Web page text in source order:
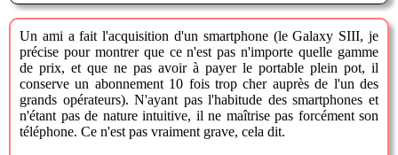
Un ami a fait l'acquisition d'un smartphone (le Galaxy SIII, je
précise pour montrer que ce n'est pas n'importe quelle gamme
de prix, et que ne pas avoir à payer le portable plein pot, il
conserve un abonnement 10 fois trop cher auprès de l'un des
grands opérateurs). N'ayant pas l'habitude des smartphones et
n'étant pas de nature intuitive, il ne maîtrise pas forcément son
téléphone. Ce n'est pas vraiment grave, cela dit.